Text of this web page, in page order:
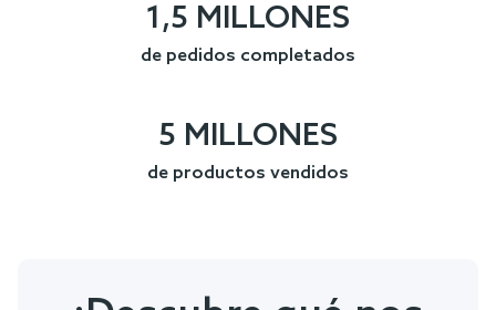
1,5 MILLONES
de pedidos completados
5 MILLONES
de productos vendidos